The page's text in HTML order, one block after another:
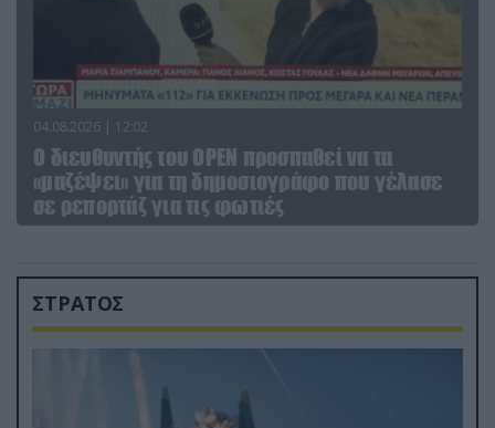
04.08.2026 | 12:02
O διευθυντής του OPEN προσπαθεί να τα
«μαζέψει» για τη δημοσιογράφο που γέλασε
σε ρεπορτάζ για τις φωτιές
ΣΤΡΑΤΟΣ